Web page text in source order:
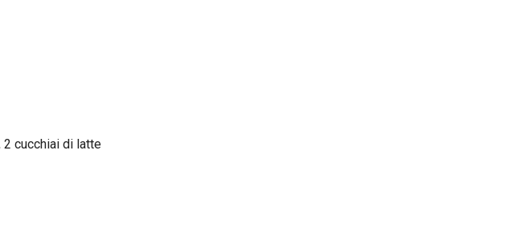
cucchiai di latte